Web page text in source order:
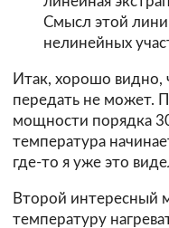
Смысл этой
нелинейных
Итак, хорошо
передать не может.
мощности порядка
температура
где-то я уже это
Второй интересный
температуру